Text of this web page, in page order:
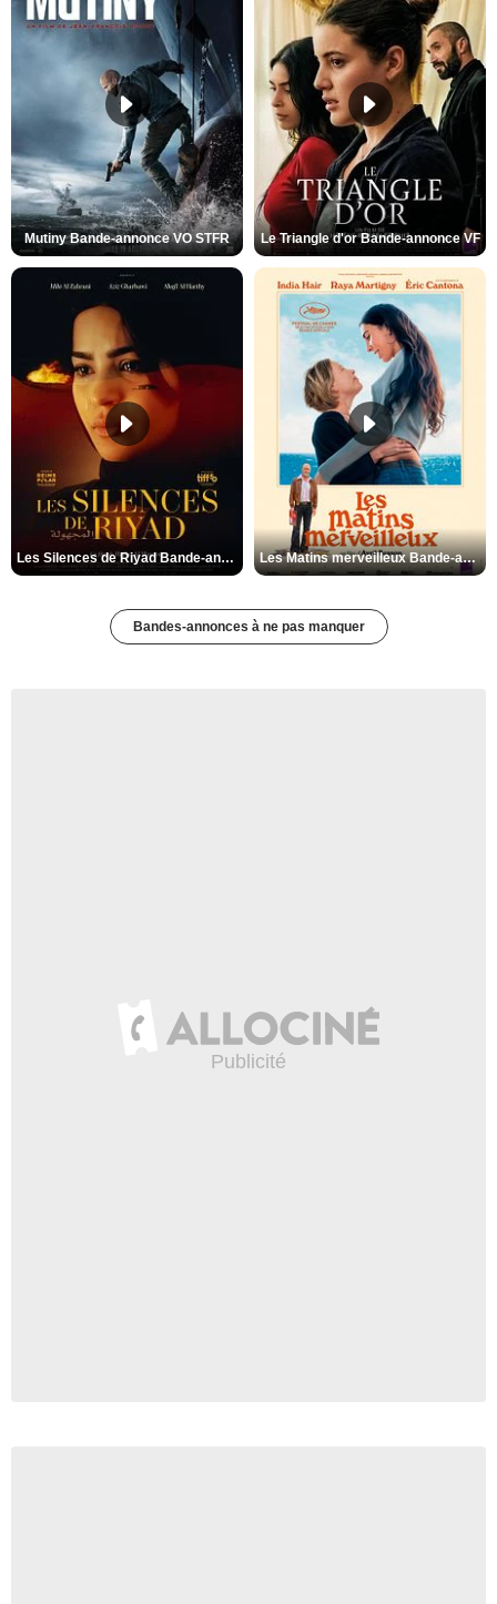
Mutiny Bande-annonce VO STFR Le Triangle d'or Bande-annonce VF
Les Silences de Riyad Bande-annonce VO STFR Les Matins merveilleux Bande-annonce VF
Bandes-annonces à ne pas manquer